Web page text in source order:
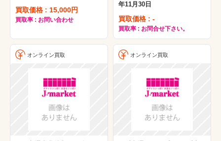
買取価格 : 15,000円
買取率 : お問い合わせ
年11月30日
買取価格 : -
買取率 : お問合せ下さい。
オンライン買取 オンライン買取